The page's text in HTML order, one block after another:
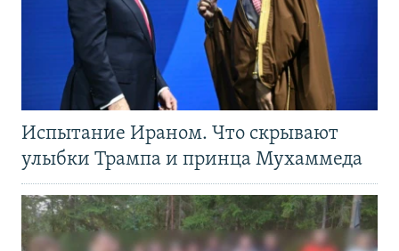
Испытание Ираном. Что скрывают
улыбки Трампа и принца Мухаммеда